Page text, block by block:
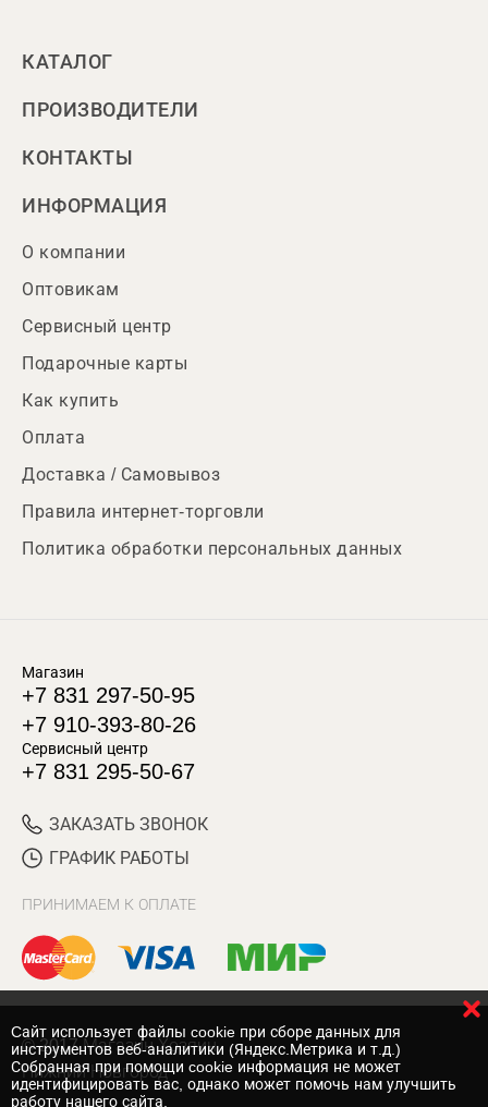
КАТАЛОГ
ПРОИЗВОДИТЕЛИ
КОНТАКТЫ
ИНФОРМАЦИЯ
О компании
Оптовикам
Сервисный центр
Подарочные карты
Как купить
Оплата
Доставка / Самовывоз
Правила интернет-торговли
Политика обработки персональных данных
Магазин
+7 831 297-50-95
+7 910-393-80-26
Сервисный центр
+7 831 295-50-67
ЗАКАЗАТЬ ЗВОНОК
ГРАФИК РАБОТЫ
ПРИНИМАЕМ К ОПЛАТЕ
© 2017 Магазин Хозяин
Нижний Новгород
Cайт использует файлы cookie при сборе данных для
инструментов веб-аналитики (Яндекс.Метрика и т.д.)
Собранная при помощи cookie информация не может
идентифицировать вас, однако может помочь нам улучшить
работу нашего сайта.